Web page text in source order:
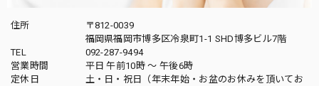
住所
〒812-0039
福岡県福岡市博多区冷泉町1-1 SHD博多ビル7階
TEL
092-287-9494
営業時間
平日 午前10時 〜 午後6時
定休日
土・日・祝日（年末年始・お盆のお休みを頂いてお